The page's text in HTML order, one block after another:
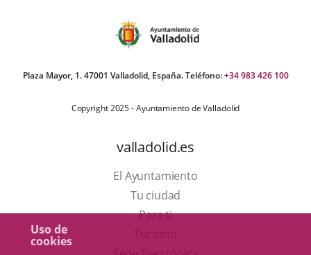
Uso de
cookies
Plaza Mayor, 1. 47001 Valladolid, España. Teléfono:+34 983 426 100
Copyright 2025 - Ayuntamiento de Valladolid
valladolid.es
El Ayuntamiento
Tu ciudad
Para ti